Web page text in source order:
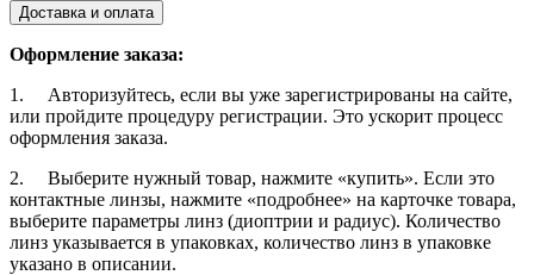
Доставка и оплата
Оформление заказа:
1. Авторизуйтесь, если вы уже зарегистрированы на сайте,
или пройдите процедуру регистрации. Это ускорит процесс
оформления заказа.
2. Выберите нужный товар, нажмите «купить». Если это
контактные линзы, нажмите «подробнее» на карточке товара,
выберите параметры линз (диоптрии и радиус). Количество
линз указывается в упаковках, количество линз в упаковке
указано в описании.